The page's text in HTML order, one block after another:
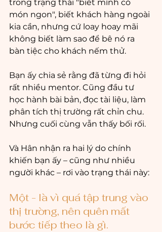
trong trạng thái "biết mình có
món ngon", biết khách hàng ngoài
kia cần, nhưng cứ loay hoay mãi
không biết làm sao để bê nó ra
bàn tiệc cho khách nếm thử.
Bạn ấy chia sẻ rằng đã từng đi hỏi
rất nhiều mentor. Cũng đầu tư
học hành bài bản, đọc tài liệu, làm
phân tích thị trường rất chỉn chu.
Nhưng cuối cùng vẫn thấy bối rối.
Và Hân nhận ra hai lý do chính
khiến bạn ấy – cũng như nhiều
người khác – rơi vào trạng thái này:
Một - là vì quá tập trung vào
thị trường, nên quên mất
bước tiếp theo là gì.